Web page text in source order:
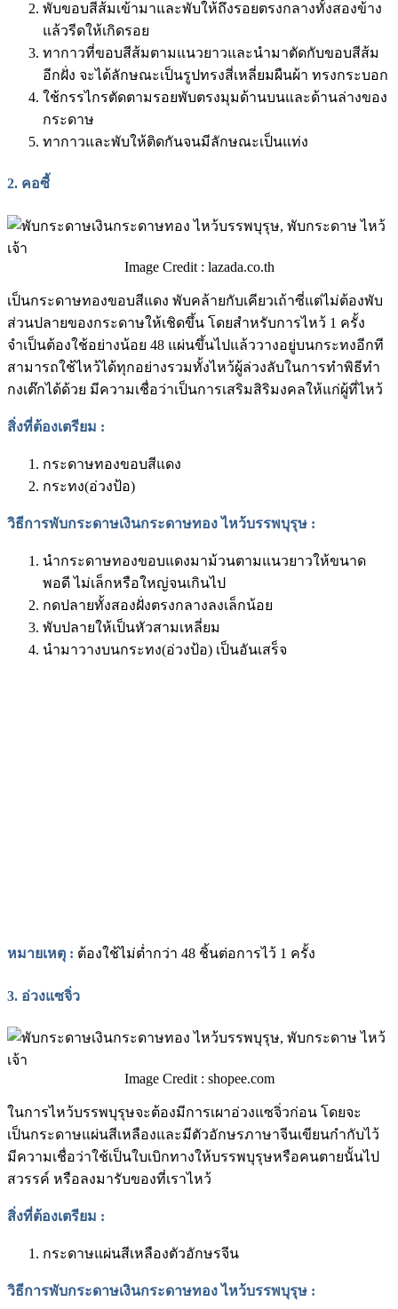
พับขอบสีส้มเข้ามาและพับให้ถึงรอยตรงกลางทั้งสองข้าง
แล้วรีดให้เกิดรอย
ทากาวที่ขอบสีส้มตามแนวยาวและนำมาตัดกับขอบสีส้ม
อีกฝั่ง จะได้ลักษณะเป็นรูปทรงสี่เหลี่ยมผืนผ้า ทรงกระบอก
ใช้กรรไกรตัดตามรอยพับตรงมุมด้านบนและด้านล่างของ
กระดาษ
ทากาวและพับให้ติดกันจนมีลักษณะเป็นแท่ง
2. คอซี้
Image Credit : lazada.co.th
เป็นกระดาษทองขอบสีแดง พับคล้ายกับเคียวเถ้าซี่แต่ไม่ต้องพับ
ส่วนปลายของกระดาษให้เชิดขึ้น โดยสำหรับการไหว้ 1 ครั้ง
จำเป็นต้องใช้อย่างน้อย 48 แผ่นขึ้นไปแล้ววางอยู่บนกระทงอีกที
สามารถใช้ไหว้ได้ทุกอย่างรวมทั้งไหว้ผู้ล่วงลับในการทำพิธีทำ
กงเต๊กได้ด้วย มีความเชื่อว่าเป็นการเสริมสิริมงคลให้แก่ผู้ที่ไหว้
สิ่งที่ต้องเตรียม :
กระดาษทองขอบสีแดง
กระทง(อ่วงป้อ)
วิธีการพับกระดาษเงินกระดาษทอง ไหว้บรรพบุรุษ :
นำกระดาษทองขอบแดงมาม้วนตามแนวยาวให้ขนาด
พอดี ไม่เล็กหรือใหญ่จนเกินไป
กดปลายทั้งสองฝั่งตรงกลางลงเล็กน้อย
พับปลายให้เป็นหัวสามเหลี่ยม
นำมาวางบนกระทง(อ่วงป้อ) เป็นอันเสร็จ
หมายเหตุ : ต้องใช้ไม่ต่ำกว่า 48 ชิ้นต่อการไว้ 1 ครั้ง
3. อ่วงแซจิ่ว
Image Credit : shopee.com
ในการไหว้บรรพบุรุษจะต้องมีการเผาอ่วงแซจิ่วก่อน โดยจะ
เป็นกระดาษแผ่นสีเหลืองและมีตัวอักษรภาษาจีนเขียนกำกับไว้
มีความเชื่อว่าใช้เป็นใบเบิกทางให้บรรพบุรุษหรือคนตายนั้นไป
สวรรค์ หรือลงมารับของที่เราไหว้
สิ่งที่ต้องเตรียม :
กระดาษแผ่นสีเหลืองตัวอักษรจีน
วิธีการพับกระดาษเงินกระดาษทอง ไหว้บรรพบุรุษ :